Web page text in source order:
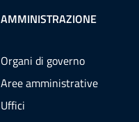
AMMINISTRAZIONE
Organi di governo
Aree amministrative
Uffici